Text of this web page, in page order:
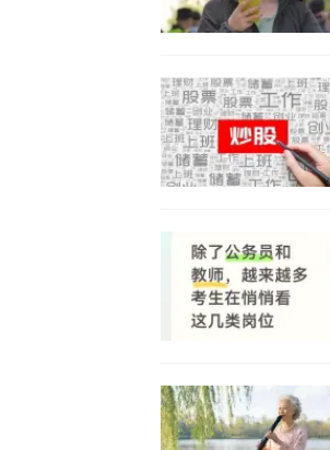
提升自己，充实
父母在，家就在：最
年少时总觉得父
后，人生只剩归途。
多陪陪他们吧，